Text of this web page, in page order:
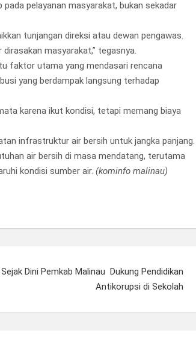
pelayanan masyarakat, bukan sekadar
tunjangan direksi atau dewan pengawas.
masyarakat,” tegasnya.
faktor utama yang mendasari rencana
yang berdampak langsung terhadap
karena ikut kondisi, tetapi memang biaya
infrastruktur air bersih untuk jangka panjang.
air bersih di masa mendatang, terutama
kondisi sumber air. (kominfo malinau)
Sejak Dini Pemkab Malinau Dukung Pendidikan
Antikorupsi di Sekolah